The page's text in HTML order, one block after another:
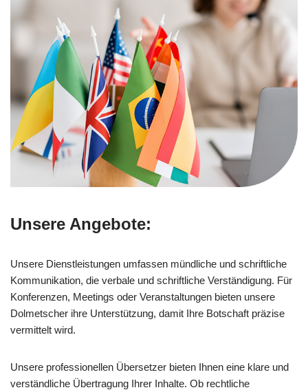
Unsere Angebote:
Unsere Dienstleistungen umfassen mündliche und schriftliche
Kommunikation, die verbale und schriftliche Verständigung. Für
Konferenzen, Meetings oder Veranstaltungen bieten unsere
Dolmetscher ihre Unterstützung, damit Ihre Botschaft präzise
vermittelt wird.
Unsere professionellen Übersetzer bieten Ihnen eine klare und
verständliche Übertragung Ihrer Inhalte. Ob rechtliche